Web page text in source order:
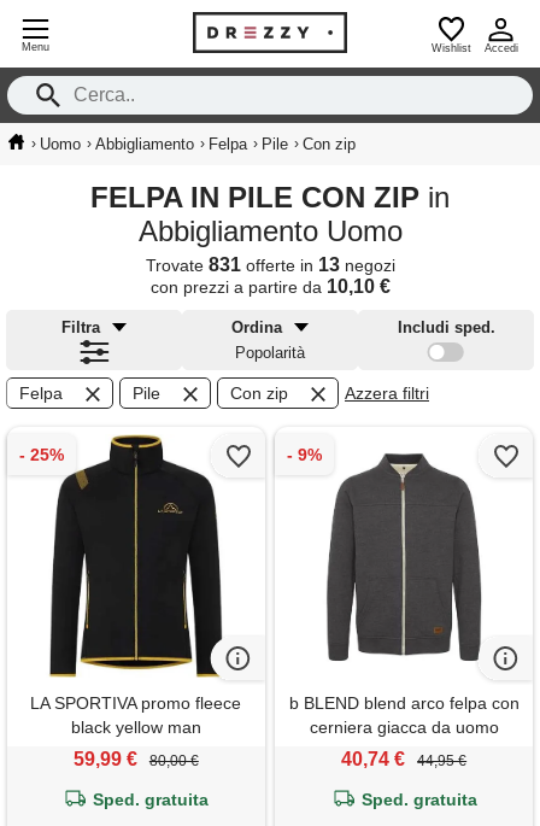
Menu Wishlist Accedi
› Uomo › Abbigliamento › Felpa › Pile › Con zip
FELPA IN PILE CON ZIP in
Abbigliamento Uomo
Trovate 831offerte in 13negozi
con prezzi a partire da 10,10 €
Filtra
Ordina
Popolarità
Includi sped.
Felpa Pile Con zip Azzera filtri
LA SPORTIVA promo fleece
black yellow man
59,99 € 80,00 €
Sped. gratuita
b BLEND blend arco felpa con
cerniera giacca da uomo
senza cappuccio con collo
(70818)
40,74 € 44,95 €
Sped. gratuita